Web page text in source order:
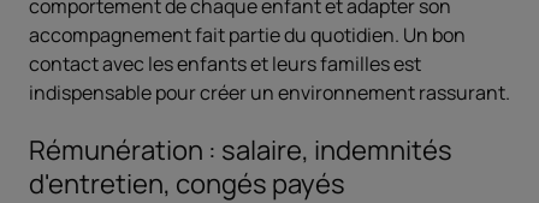
comportement de chaque enfant et adapter son
accompagnement fait partie du quotidien. Un bon
contact avec les enfants et leurs familles est
indispensable pour créer un environnement rassurant.
Rémunération : salaire, indemnités
d'entretien, congés payés